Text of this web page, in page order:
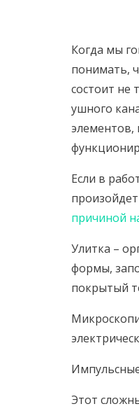
Когда мы
понимать,
состоит не
ушного
элементов,
Если в
причиной
Улитка –
формы,
покрытый
Этот